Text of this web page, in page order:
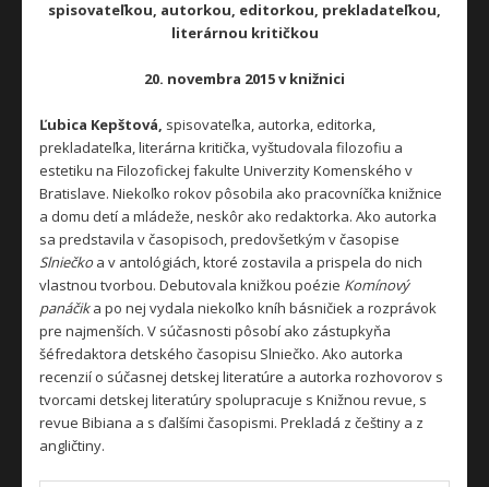
spisovateľkou, autorkou, editorkou, prekladateľkou,
literárnou kritičkou
20. novembra 2015 v knižnici
Ľubica Kepštová, spisovateľka, autorka, editorka,
prekladateľka, literárna kritička, vyštudovala filozofiu a
estetiku na Filozofickej fakulte Univerzity Komenského v
Bratislave. Niekoľko rokov pôsobila ako pracovníčka knižnice
a domu detí a mládeže, neskôr ako redaktorka. Ako autorka
sa predstavila v časopisoch, predovšetkým v časopise
Slniečko a v antológiách, ktoré zostavila a prispela do nich
vlastnou tvorbou. Debutovala knižkou poézie Komínový
panáčika po nej vydala niekoľko kníh básničiek a rozprávok
pre najmenších. V súčasnosti pôsobí ako zástupkyňa
šéfredaktora detského časopisu Slniečko. Ako autorka
recenzií o súčasnej detskej literatúre a autorka rozhovorov s
tvorcami detskej literatúry spolupracuje s Knižnou revue, s
revue Bibiana a s ďalšími časopismi. Prekladá z češtiny a z
angličtiny.